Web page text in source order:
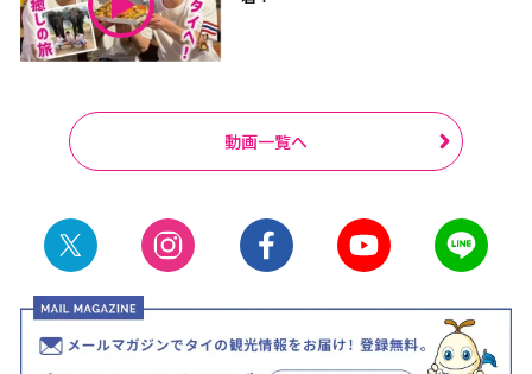
動画一覧へ